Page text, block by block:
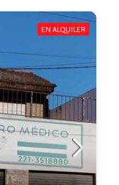
EN ALQUILER